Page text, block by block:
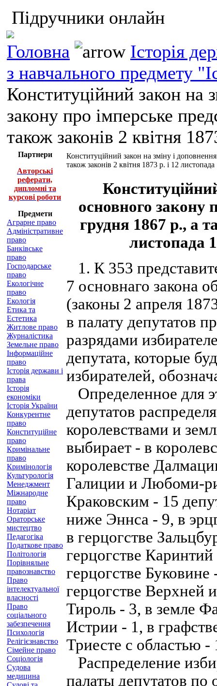
Підручники онлайн
Головна
Історія
з навчального предмету
Конституційний закон на
закону про імперське
також законів 2 квітня
Партнери
Авторські
реферати,
дипломні та
курсові роботи
Предмети
Аграрне право
Адміністративне
право
Банківське
право
Господарське
право
Екологічне
право
Екологія
Етика та
Естетика
Житлове право
Журналістика
Земельне право
Інформаційне
право
Історія держави і
права
Історія
економіки
Історія України
Конкурентне
право
Конституційне
право
Кримінальне
право
Кримінологія
Культурологія
Менеджмент
Міжнародне
право
Нотаріат
Ораторське
мистецтво
Педагогіка
Податкове право
Політологія
Порівняльне
правознавство
Право
інтелектуальної
власності
Право
соціального
забезпечення
Психологія
Релігієзнавство
Сімейне право
Соціологія
Судова
медицина
Конституційний закон на зміну і
також законів 2 квітня 1873 р. і 12
основного закону
грудня 1867 p., а
листопада
1. К 353
7 основнаго закона
(законы 2 апреля
в палату депутатов
разрядами
депутата, которые
избирателей,
Определенное для
депутатов
королевствами и
выбирает - в
королевстве
Галиции и Любоми-
Краковским - 15
ниже Эннса - 9, в
в герцогстве
герцогстве
герцогстве
герцогстве Верхней
Тироль - 3, в земле
Истрии - 1, в
Триесте с областью -
Распределение
палаты депутатов